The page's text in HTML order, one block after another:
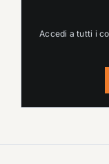
Accedi a tutti i